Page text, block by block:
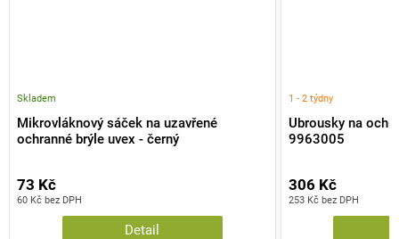
Mikrovláknový sáček na uzavřené
ochranné brýle uvex - černý
Skladem
60 Kč bez DPH
73 Kč
Detail
Ubrousky na
9963005
1 - 2 týdny
253 Kč bez DPH
306 Kč